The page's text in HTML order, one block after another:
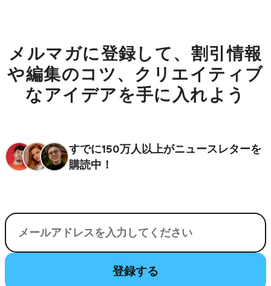
メルマガに登録して、割引情報
や編集のコツ、クリエイティブ
なアイデアを手に入れよう
すでに150万人以上がニュースレターを
購読中！
電子メール
登録する